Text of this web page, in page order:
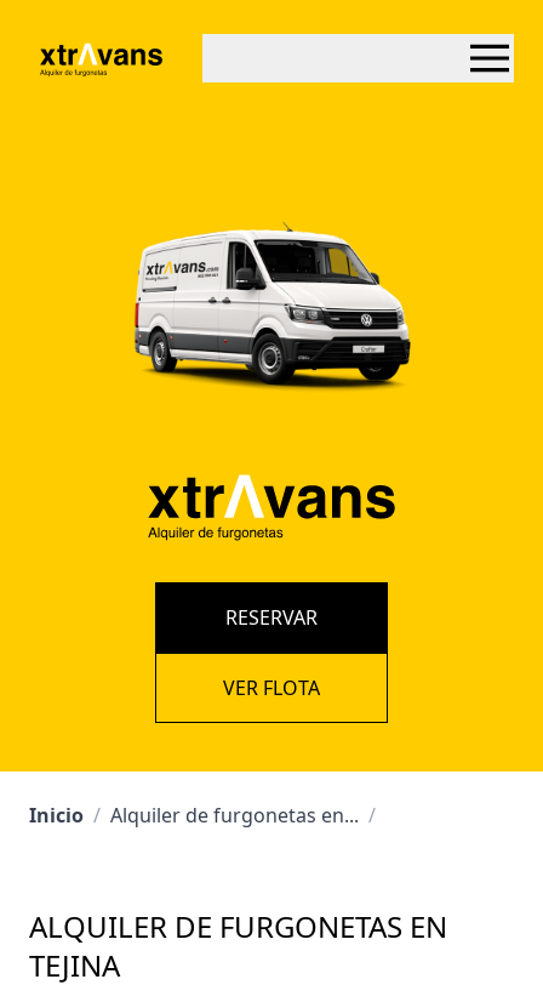
RESERVAR
VER FLOTA
Inicio / Alquiler de furgonetas en... /
ALQUILER DE FURGONETAS EN
TEJINA